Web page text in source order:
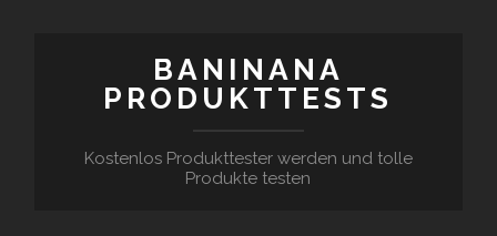
BANINANA
PRODUKTTESTS
Kostenlos Produkttester werden und tolle
Produkte testen